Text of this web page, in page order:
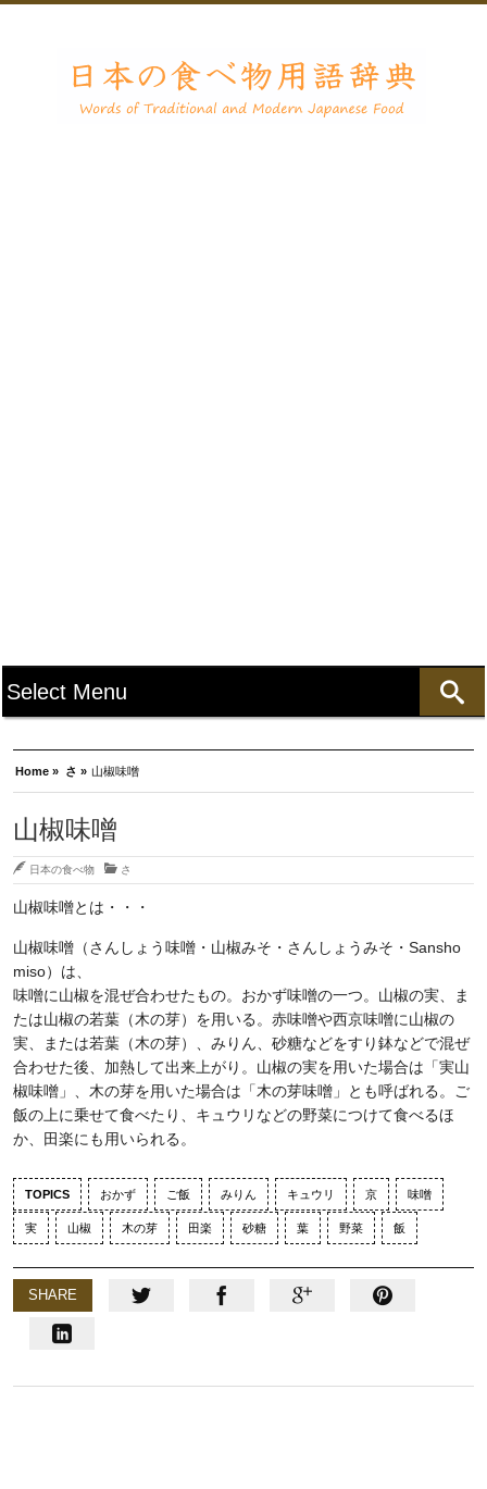
Home » さ » 山椒味噌
山椒味噌
日本の食べ物 さ
山椒味噌とは・・・
山椒味噌（さんしょう味噌・山椒みそ・さんしょうみそ・Sansho
miso）は、
味噌に山椒を混ぜ合わせたもの。おかず味噌の一つ。山椒の実、ま
たは山椒の若葉（木の芽）を用いる。赤味噌や西京味噌に山椒の
実、または若葉（木の芽）、みりん、砂糖などをすり鉢などで混ぜ
合わせた後、加熱して出来上がり。山椒の実を用いた場合は「実山
椒味噌」、木の芽を用いた場合は「木の芽味噌」とも呼ばれる。ご
飯の上に乗せて食べたり、キュウリなどの野菜につけて食べるほ
か、田楽にも用いられる。
TOPICS おかず ご飯 みりん キュウリ 京 味噌
実 山椒 木の芽 田楽 砂糖 葉 野菜 飯
SHARE